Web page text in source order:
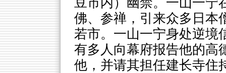
佛、参禅，引来众多日本
若市。一山一宁身处逆境
有多人向幕府报告他的高
他，并请其担任建长寺住